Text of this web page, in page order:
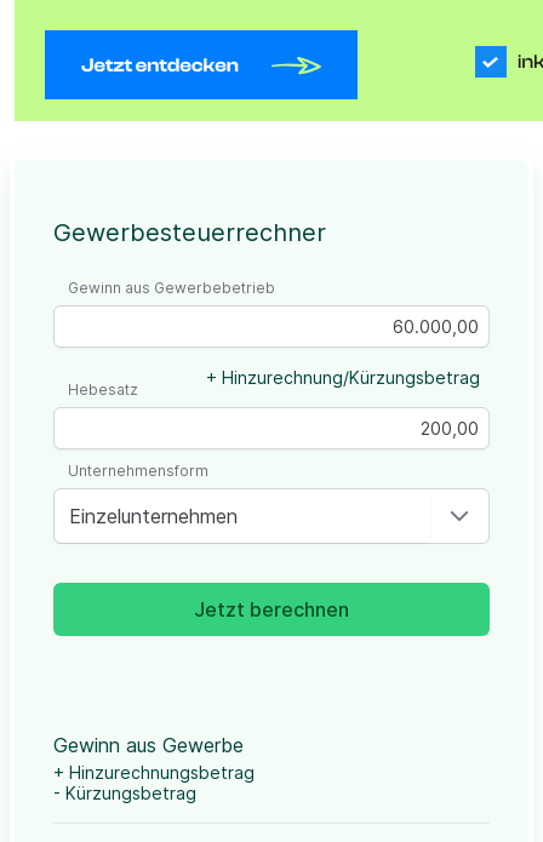
Gewerbesteuerrechner
Gewinn aus Gewerbebetrieb
+ Hinzurechnung/Kürzungsbetrag
Hebesatz
Einzelunternehmen
Unternehmensform
Jetzt berechnen
Gewinn aus Gewerbe
+ Hinzurechnungsbetrag
- Kürzungsbetrag